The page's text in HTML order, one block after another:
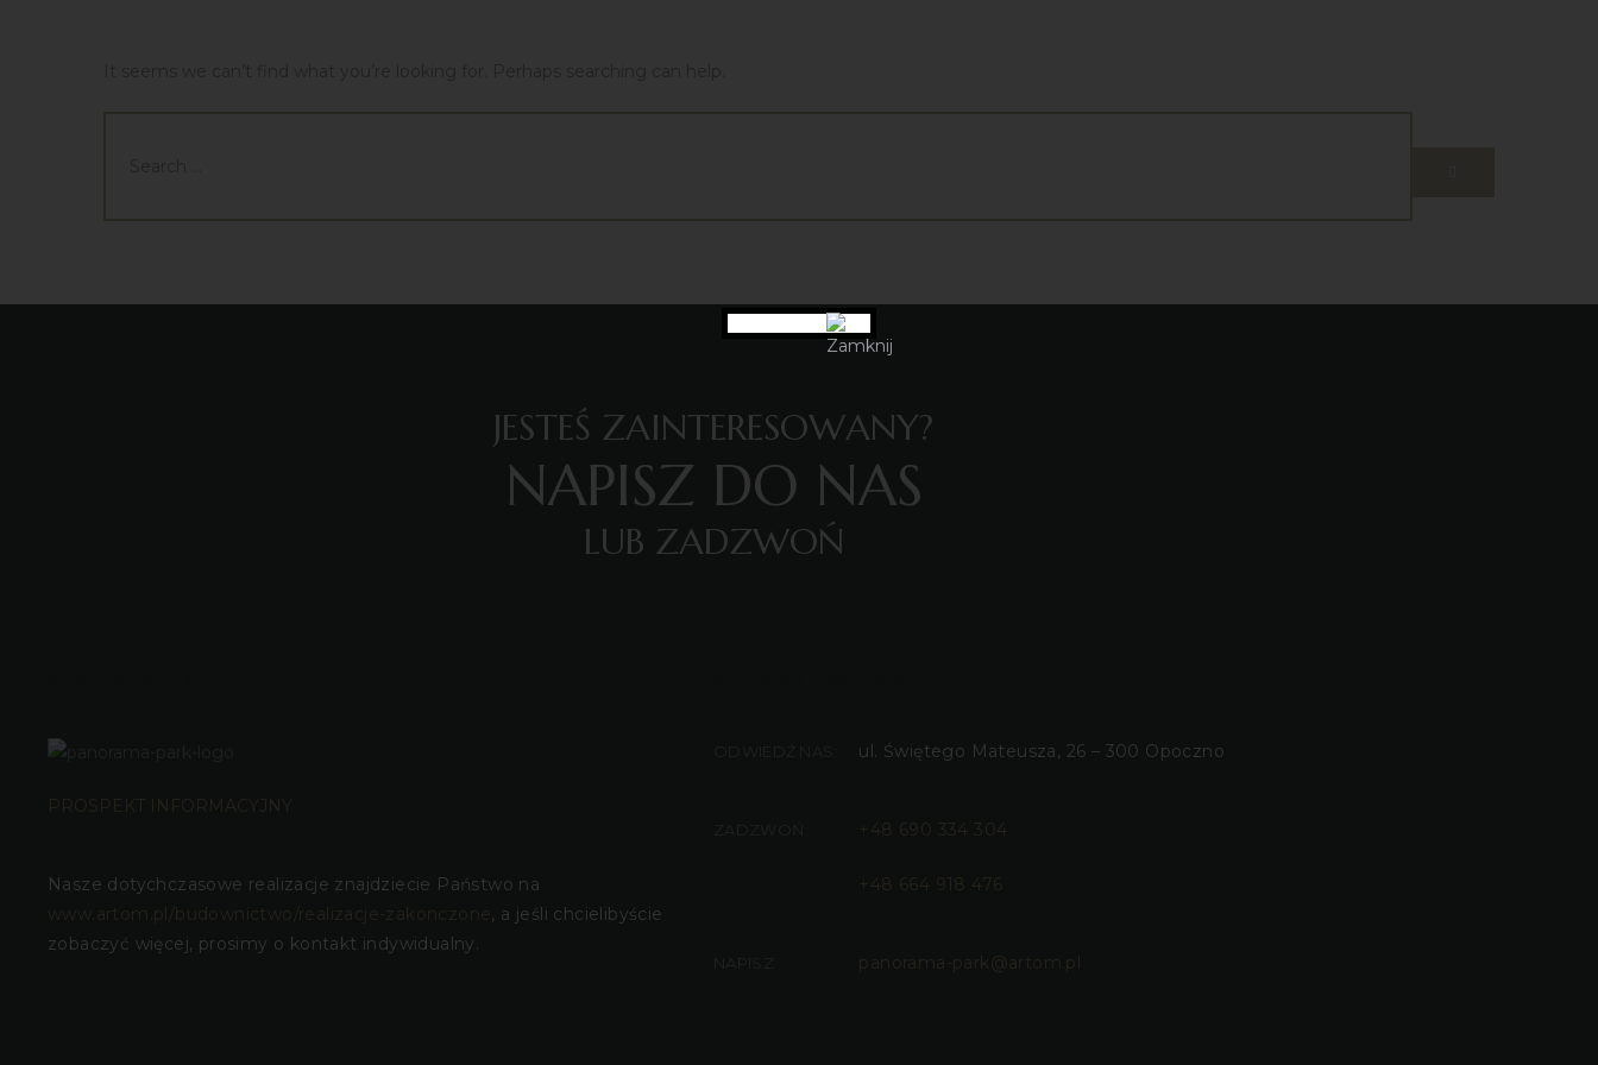
JESTEŚ ZAINTERESOWANY?
NAPISZ DO NAS
LUB ZADZWOŃ
PROSPEKT INFORMACYJNY
Nasze dotychczasowe realizacje znajdziecie Państwo na
www.artom.pl/budownictwo/realizacje-zakonczone , a jeśli chcielibyście
zobaczyć więcej, prosimy o kontakt indywidualny.
ul. Świętego Mateusza, 26 – 300 Opoczno
+48 690 334 304
+48 664 918 476
panorama-park@artom.pl